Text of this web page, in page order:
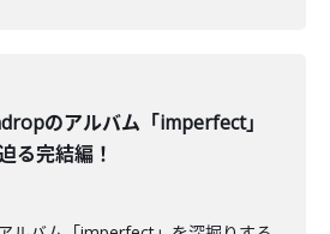
のアルバム「imperfect」
る完結編！